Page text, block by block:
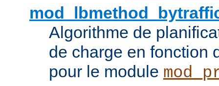
Algorithme de
de charge en fonction
pour le module